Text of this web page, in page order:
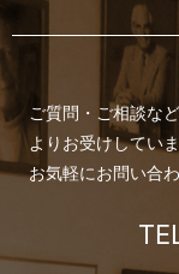
ご質問・ご相談な
よりお受けしていま
お気軽にお問い合